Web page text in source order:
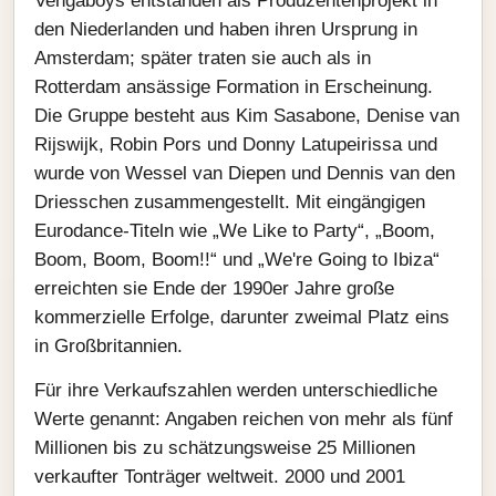
den Niederlanden und haben ihren Ursprung in
Amsterdam; später traten sie auch als in
Rotterdam ansässige Formation in Erscheinung.
Die Gruppe besteht aus Kim Sasabone, Denise van
Rijswijk, Robin Pors und Donny Latupeirissa und
wurde von Wessel van Diepen und Dennis van den
Driesschen zusammengestellt. Mit eingängigen
Eurodance‑Titeln wie „We Like to Party“, „Boom,
Boom, Boom, Boom!!“ und „We're Going to Ibiza“
erreichten sie Ende der 1990er Jahre große
kommerzielle Erfolge, darunter zweimal Platz eins
in Großbritannien.
Für ihre Verkaufszahlen werden unterschiedliche
Werte genannt: Angaben reichen von mehr als fünf
Millionen bis zu schätzungsweise 25 Millionen
verkaufter Tonträger weltweit. 2000 und 2001